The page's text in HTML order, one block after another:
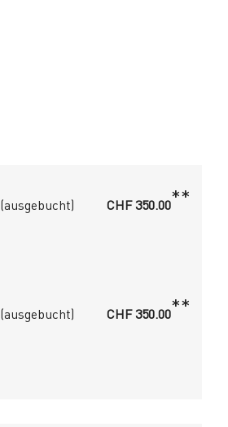
(ausgebucht) CHF 350.00**
(ausgebucht) CHF 350.00**